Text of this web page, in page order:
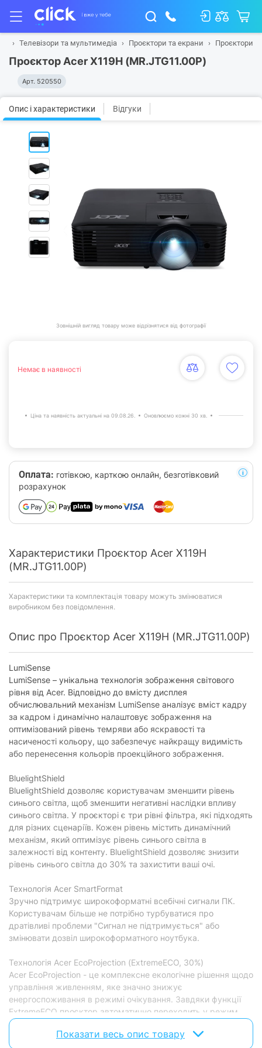
Телевізори та мультимедіа Проєктори та екрани Проєктори
Проєктор Acer X119H (MR.JTG11.00P)
Арт. 520550
Опис і характеристики Відгуки
Зовнішній вигляд товару може відрізнятися від фотографії
Немає в наявності
Ціна та наявність актуальні на 09.08.26. Оновлюємо кожні 30 хв.
Оплата: готівкою, карткою онлайн, безготівковий
розрахунок
Характеристики Проєктор Acer X119H
(MR.JTG11.00P)
Характеристики та комплектація товару можуть змінюватися
виробником без повідомлення.
Опис про Проєктор Acer X119H (MR.JTG11.00P)
LumiSense
LumiSense – унікальна технологія зображення світового
рівня від Acer. Відповідно до вмісту дисплея
обчислювальний механізм LumiSense аналізує вміст кадру
за кадром і динамічно налаштовує зображення на
оптимізований рівень темряви або яскравості та
насиченості кольору, що забезпечує найкращу видимість
або перенесення кольорів проекційного зображення.
BluelightShield
BluelightShield дозволяє користувачам зменшити рівень
синього світла, щоб зменшити негативні наслідки впливу
синього світла. У проєкторі є три рівні фільтра, які підходять
для різних сценаріїв. Кожен рівень містить динамічний
механізм, який оптимізує рівень синього світла в
залежності від контенту. BluelightShield дозволяє знизити
рівень синього світла до 30% та захистити ваші очі.
Технологія Acer SmartFormat
Зручно підтримує широкоформатні всебічні сигнали ПК.
Користувачам більше не потрібно турбуватися про
дратівливі проблеми "Сигнал не підтримується" або
змінювати дозвіл широкоформатного ноутбука.
Технологія Acer EcoProjection (ExtremeECO, 30%)
Acer EcoProjection - це комплексне екологічне рішення щодо
управління живленням, яке значно знижує
енергоспоживання в режимі очікування. Завдяки функції
ExtremeECO проєктор автоматично переходить у режим
ExtremeECO для економії енергії за відсутності вхідного
сигналу. Споживання енергії може бути знижено до 70%.
Показати весь опис товару